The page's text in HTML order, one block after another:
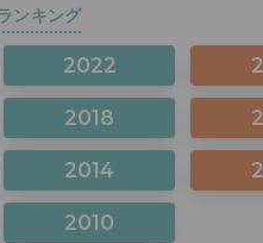
ンキング
2022
2018
2014
2010